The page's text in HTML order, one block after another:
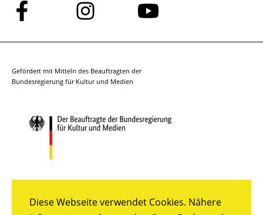
Diese Webseite verwendet Cookies. Nähere
Folge
uns
auf
Folge
uns
auf
Folge
auf
Gefördert mit Mitteln des Beauftragten der
Bundesregierung für Kultur und Medien